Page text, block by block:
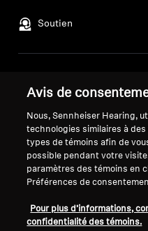
Professionnelle
Soutien
Politique de confidentialité
globale
Politique de communication
consommateurs
Conditions générales
Politique de divulgation
Conditions de garantie pour
Avis de
Nous, Sennheiser Hearing,
technologies similaires à
types de témoins afin de
possible pendant votre
paramètres des témoins en
Préférences de
Pour plus d’informations,
confidentialité des témoins.